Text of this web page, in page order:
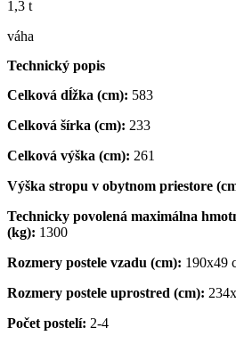
1,3 t
váha
Technický popis
Celková dĺžka (cm): 583
Celková šírka (cm): 233
Celková výška (cm): 261
Výška stropu v obytnom priestore
Technicky povolená maximálna
(kg): 1300
Rozmery postele vzadu (cm): 190x49
Rozmery postele uprostred (cm):
Počet postelí: 2-4